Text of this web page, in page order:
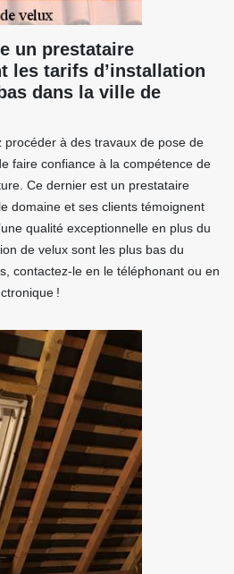
un prestataire
les tarifs d’installation
dans la ville de
procéder à des travaux de pose de
faire confiance à la compétence de
Ce dernier est un prestataire
domaine et ses clients témoignent
qualité exceptionnelle en plus du
de velux sont les plus bas du
contactez-le en le téléphonant ou en
!